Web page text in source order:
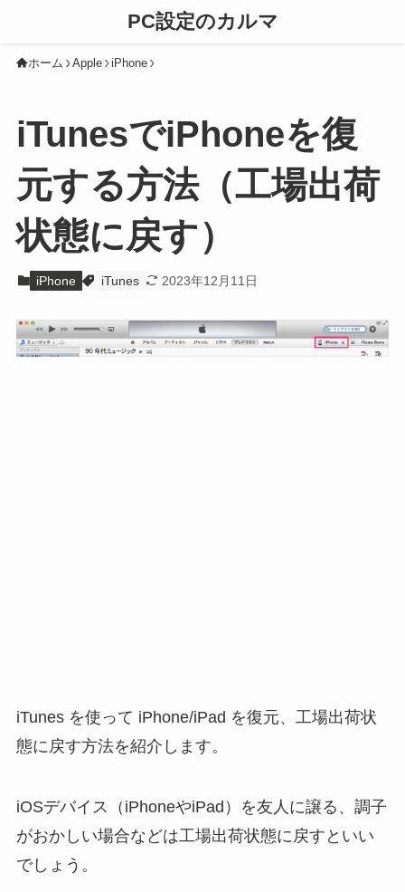
PC設定のカルマ
ホーム Apple iPhone
iTunesでiPhoneを復
元する方法（工場出荷
状態に戻す）
iPhone iTunes 2023年12月11日
iTunes を使って iPhone/iPad を復元、工場出荷状
態に戻す方法を紹介します。
iOSデバイス（iPhoneやiPad）を友人に譲る、調子
がおかしい場合などは工場出荷状態に戻すといい
でしょう。